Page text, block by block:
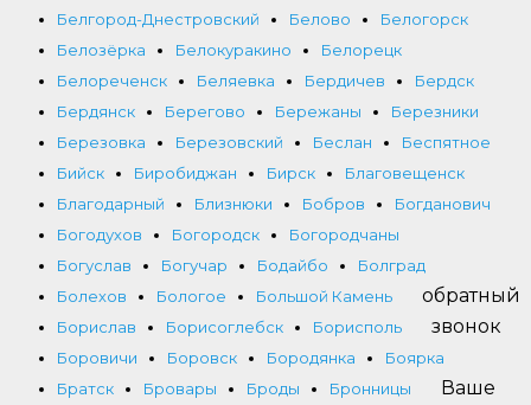
Белгород-Днестровский
Белово
Белогорск
Белозёрка
Белокуракино
Белорецк
Белореченск
Беляевка Бердичев
Бердск
Бердянск
Берегово Бережаны
Березники
Березовка
Березовский Беслан
Беспятное
Бийск
Биробиджан Бирск
Благовещенск
Благодарный
Близнюки Бобров
Богданович
Богодухов
Богородск
Богородчаны
Богуслав
Богучар Бодайбо
Болград
Болехов
Бологое
Большой Камень
Борислав
Борисоглебск
Борисполь
Боровичи
Боровск Бородянка
Боярка
Братск
Бровары Броды
Бронницы
обратный
звонок
Ваше